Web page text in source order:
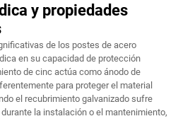
y propiedades
de los postes de acero
en su capacidad de protección
de cinc actúa como ánodo de
para proteger el material
el recubrimiento galvanizado sufre
la instalación o el mantenimiento,